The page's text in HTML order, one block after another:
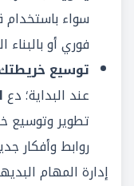
سواء باستخدام
فوري أو
توسيع
عند البداية؛ دع
تطوير وتوسيع
روابط وأفكار
إدارة المهام